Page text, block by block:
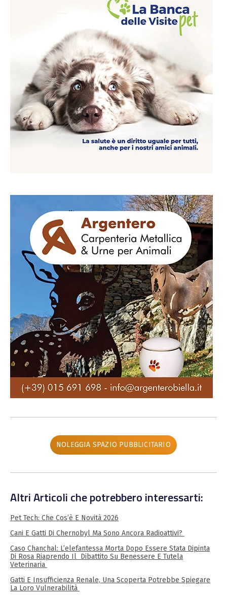
NOLEGGIA SPAZIO PUBBLICITARIO
Altri Articoli che potrebbero interessarti:
Pet Tech: Che Cos’è E Novità 2026
Cani E Gatti Di Chernobyl Ma Sono Ancora Radioattivi?
Caso Chanchal: L’elefantessa Morta Dopo Essere Stata Dipinta
Di Rosa Riaprendo Il Dibattito Su Benessere E Tutela
Veterinaria
Gatti E Insufficienza Renale, Una Scoperta Potrebbe Spiegare
La Loro Vulnerabilità